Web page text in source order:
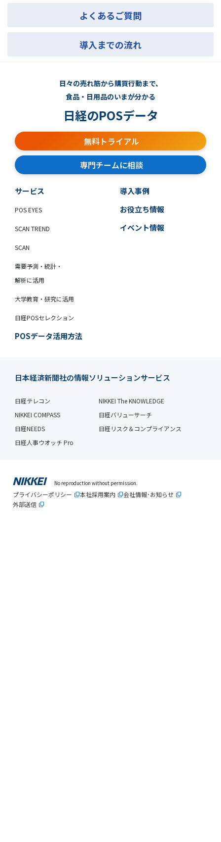
よくあるご質問
導入までの流れ
日々の売れ筋から購買行動まで、
食品・日用品のいまが分かる
日経のPOSデータ
無料トライアル
専門チームに相談
サービス
POS EYES
SCAN TREND
SCAN
需要予測・統計・
解析に活用
大学教育・研究に活用
日経POSセレクション
POSデータ活用方法
導入事例
お役立ち情報
イベント情報
日本経済新聞社の情報ソリューションサービス
日経テレコン
NIKKEI The KNOWLEDGE
NIKKEI COMPASS
日経バリューサーチ
日経NEEDS
日経リスク＆コンプライアンス
日経人事ウオッチ Pro
No reproduction without permission.
プライバシーポリシー 本社採用案内
会社情報･お知らせ
外部送信